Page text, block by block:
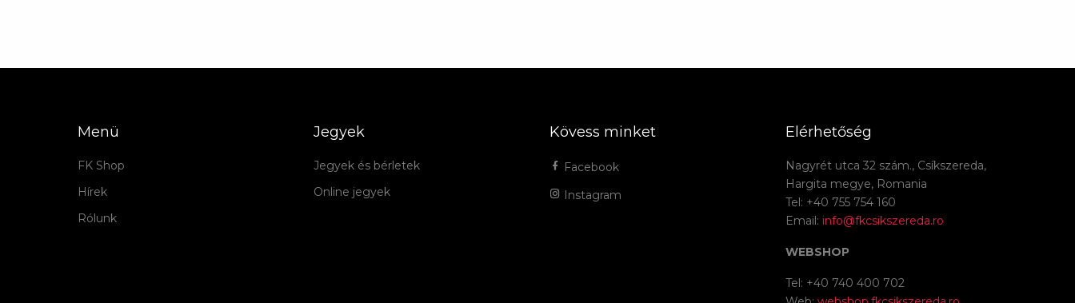
Menü
FK Shop
Hírek
Rólunk
Jegyek
Jegyek és bérletek
Online jegyek
Kövess minket
Facebook
Instagram
Elérhetőség
Nagyrét utca 32 szám., Csíkszereda,
Hargita megye, Romania
Tel: +40 755 754 160
Email: info@fkcsikszereda.ro
WEBSHOP
Tel: +40 740 400 702